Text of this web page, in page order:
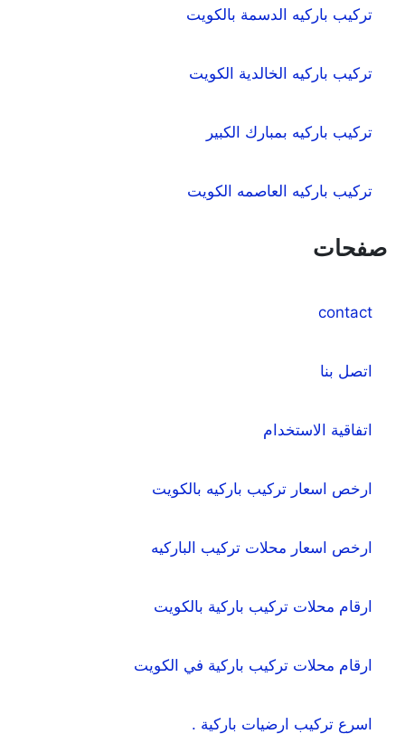
تركيب باركيه الدسمة بالكويت
تركيب باركيه الخالدية الكويت
تركيب باركيه بمبارك الكبير
تركيب باركيه العاصمه الكويت
صفحات
contact
اتصل بنا
اتفاقية الاستخدام
ارخص اسعار تركيب باركيه بالكويت
ارخص اسعار محلات تركيب الباركيه
ارقام محلات تركيب باركية بالكويت
ارقام محلات تركيب باركية في الكويت
اسرع تركيب ارضيات باركية .